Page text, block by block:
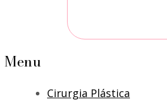
Menu
Cirurgia Plástica